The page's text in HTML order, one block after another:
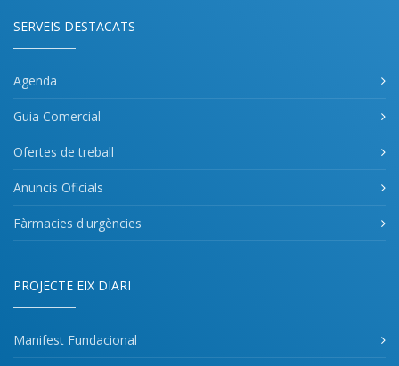
SERVEIS DESTACATS
Agenda
Guia Comercial
Ofertes de treball
Anuncis Oficials
Fàrmacies d'urgències
PROJECTE EIX DIARI
Manifest Fundacional